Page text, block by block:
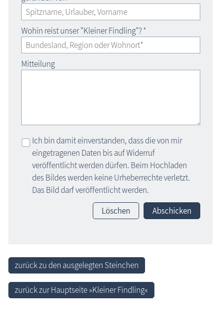
Wohin reist unser "Kleiner Findling"?*
Mitteilung
Ich bin damit einverstanden, dass die von mir
eingetragenen Daten bis auf Widerruf
veröffentlicht werden dürfen. Beim Hochladen
des Bildes werden keine Urheberrechte verletzt.
Das Bild darf veröffentlicht werden.
Löschen
Abschicken
zurück zu den ausgelegten Steinchen
zurück zur Hauptseite »Kleiner Findling«